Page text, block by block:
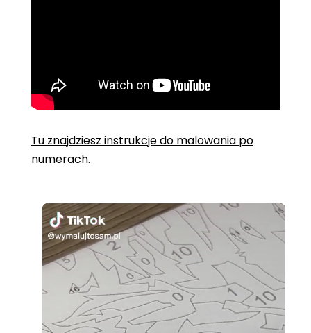
Tu znajdziesz instrukcje do malowania po
numerach.